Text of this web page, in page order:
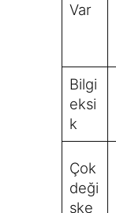
Var
Bilgi
eksi
k
Çok
deği
şke